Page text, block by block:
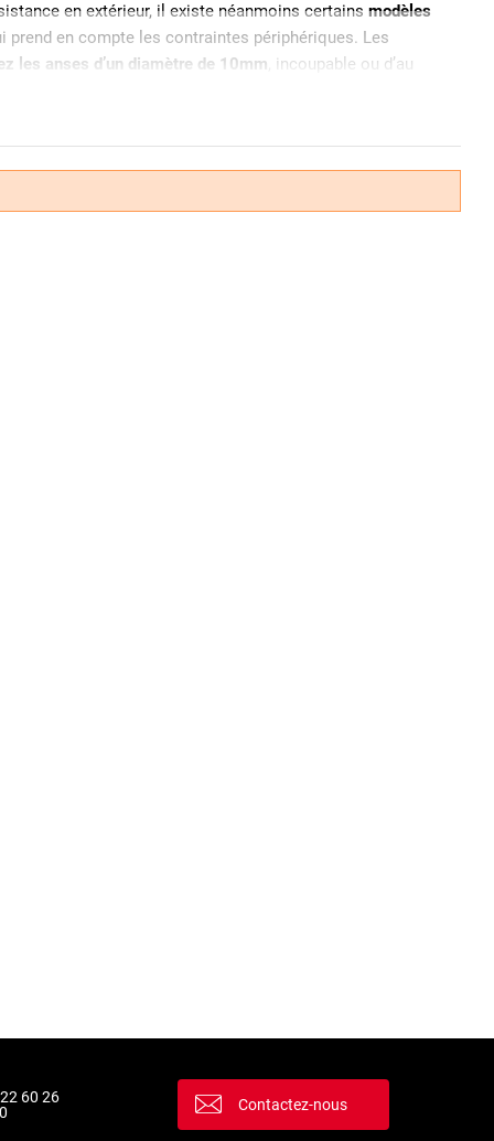
en extérieur, il existe néanmoins certains modèles
en compte les contraintes périphériques. Les
les anses d’un diamètre de 10mm , incoupable ou d’au
une bague PVC. Si l’acier cémenté assure une
par l’oxydation. L’acier cémenté au molybdène a une
il est conseillé d'utiliser unmodèle muni d’une gaine en
60 26
Contactez-nous